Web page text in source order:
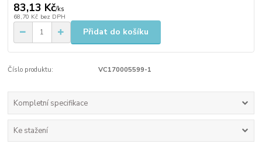
83,13 Kč/ks
68,70 Kč bez DPH
Přidat do košíku
Číslo produktu: VC170005599-1
Kompletní specifikace
Ke stažení